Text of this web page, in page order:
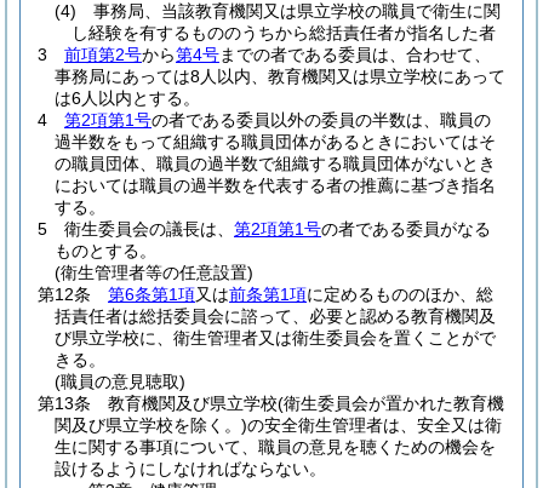
(4)
事務局、当該教育機関又は県立学校の職員で衛生に関
し経験を有するもののうちから総括責任者が指名した者
3
前項第2号から第4号までの者である委員は、合わせて、
事務局にあっては8人以内、教育機関又は県立学校にあって
は6人以内とする。
4
第2項第1号の者である委員以外の委員の半数は、職員の
過半数をもって組織する職員団体があるときにおいてはそ
の職員団体、職員の過半数で組織する職員団体がないとき
においては職員の過半数を代表する者の推薦に基づき指名
する。
5
衛生委員会の議長は、 第2項第1号の者である委員がなる
ものとする。
(衛生管理者等の任意設置)
第12条
第6条第1項又は前条第1項に定めるもののほか、総
括責任者は総括委員会に諮って、必要と認める教育機関及
び県立学校に、衛生管理者又は衛生委員会を置くことがで
きる。
(職員の意見聴取)
第13条
教育機関及び県立学校(衛生委員会が置かれた教育機
関及び県立学校を除く。)の安全衛生管理者は、安全又は衛
生に関する事項について、職員の意見を聴くための機会を
設けるようにしなければならない。